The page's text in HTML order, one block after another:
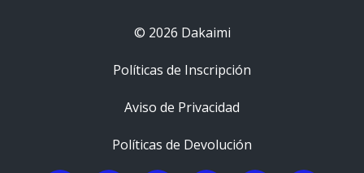
© 2026 Dakaimi
Políticas de Inscripción
Aviso de Privacidad
Políticas de Devolución